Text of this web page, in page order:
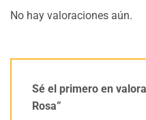
No hay valoraciones aún.
Sé el primero en
Rosa”